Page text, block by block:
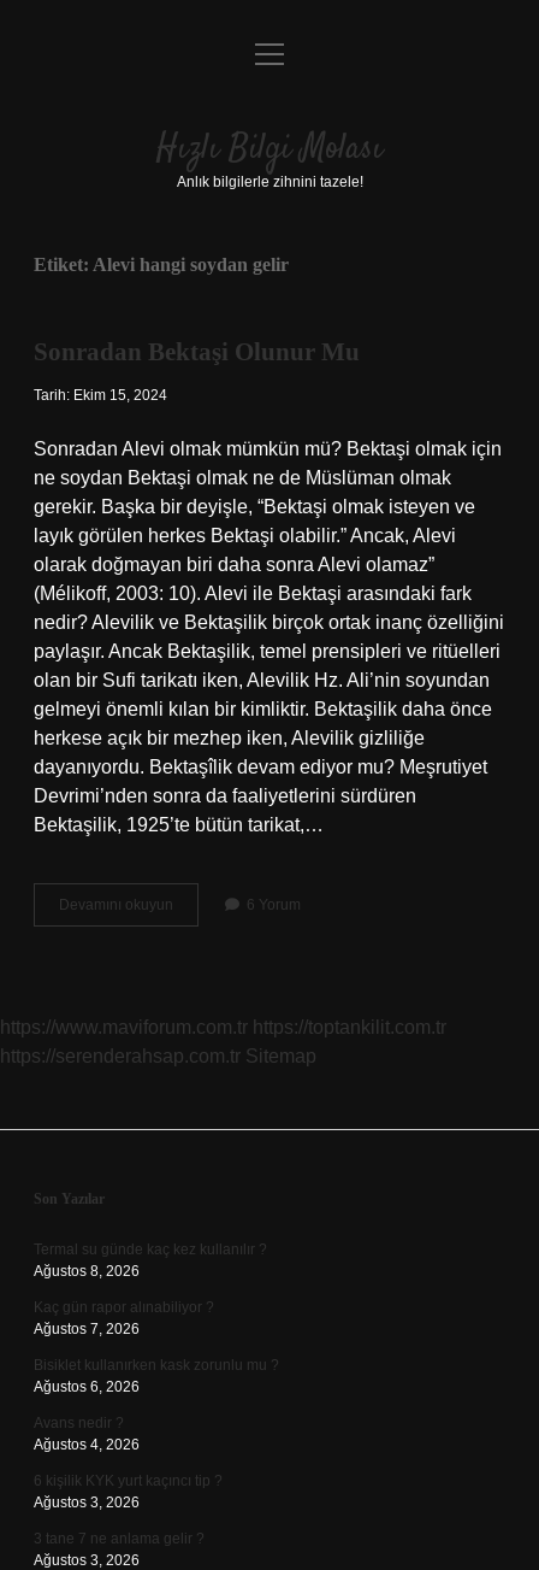
Anasayfa
Yasal Uyarı
menüyü
Hızlı Bilgi Molası
Anlık bilgilerle zihnini tazele!
Etiket: Alevi hangi soydan gelir
Sonradan Bektaşi Olunur Mu
Tarih: Ekim 15, 2024
Sonradan Alevi olmak mümkün mü? Bektaşi olmak için
ne soydan Bektaşi olmak ne de Müslüman olmak
gerekir. Başka bir deyişle, “Bektaşi olmak isteyen ve
layık görülen herkes Bektaşi olabilir.” Ancak, Alevi
olarak doğmayan biri daha sonra Alevi olamaz”
(Mélikoff, 2003: 10). Alevi ile Bektaşi arasındaki fark
nedir? Alevilik ve Bektaşilik birçok ortak inanç özelliğini
paylaşır. Ancak Bektaşilik, temel prensipleri ve ritüelleri
olan bir Sufi tarikatı iken, Alevilik Hz. Ali’nin soyundan
gelmeyi önemli kılan bir kimliktir. Bektaşilik daha önce
herkese açık bir mezhep iken, Alevilik gizliliğe
dayanıyordu. Bektaşîlik devam ediyor mu? Meşrutiyet
Devrimi’nden sonra da faaliyetlerini sürdüren
Bektaşilik, 1925’te bütün tarikat,…
Devamını okuyun Sonradan
Bektaşi
6 Yorum
https://www.maviforum.com.tr https://toptankilit.com.tr
https://serenderahsap.com.tr Sitemap
Sidebar
Son Yazılar
Termal su günde kaç kez kullanılır ?
Ağustos 8, 2026
Kaç gün rapor alınabiliyor ?
Ağustos 7, 2026
Bisiklet kullanırken kask zorunlu mu ?
Ağustos 6, 2026
Avans nedir ?
Ağustos 4, 2026
6 kişilik KYK yurt kaçıncı tip ?
Ağustos 3, 2026
3 tane 7 ne anlama gelir ?
Ağustos 3, 2026